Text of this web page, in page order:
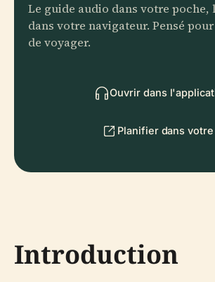
Le guide audio dans votre
dans votre navigateur. Pensé
de voyager.
Ouvrir dans
Planifier dans
Introduction